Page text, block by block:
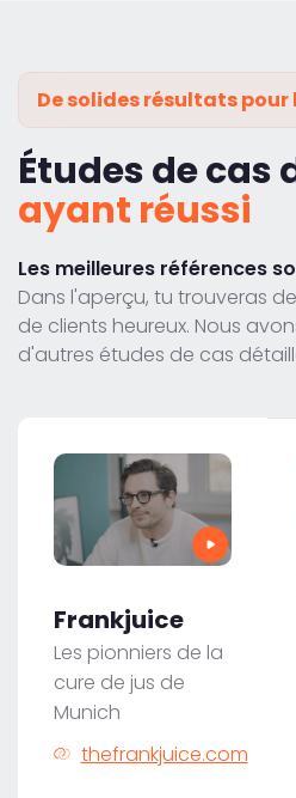
De solides résultats pour
Études de cas
ayant réussi
Les meilleures références
Dans l'aperçu, tu trouveras
de clients heureux. Nous
d'autres études de cas
Frankjuice
Les pionniers de la
cure de jus de
Munich
thefrankjuice.com